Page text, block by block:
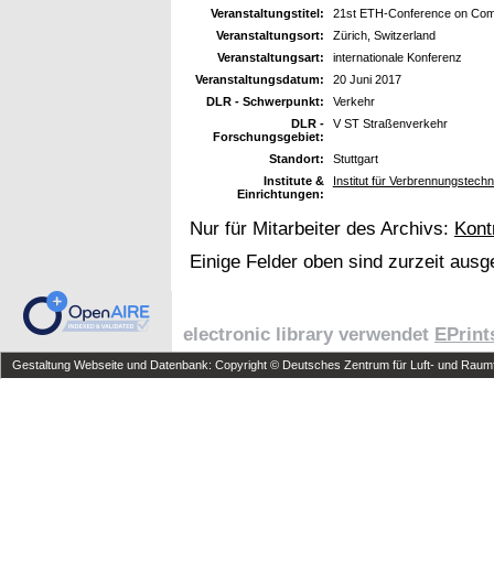
Veranstaltungstitel:
21st ETH-Conference on
Veranstaltungsort:
Zürich, Switzerland
Veranstaltungsart:
internationale Konferenz
Veranstaltungsdatum:
20 Juni 2017
DLR - Schwerpunkt:
Verkehr
DLR -
Forschungsgebiet:
V ST Straßenverkehr
Standort:
Stuttgart
Institute &
Einrichtungen:
Institut für
Nur für Mitarbeiter des Archivs:
Einige Felder oben sind zurzeit
electronic library verwendet
Gestaltung Webseite und Datenbank: Copyright © Deutsches Zentrum für Luft- und